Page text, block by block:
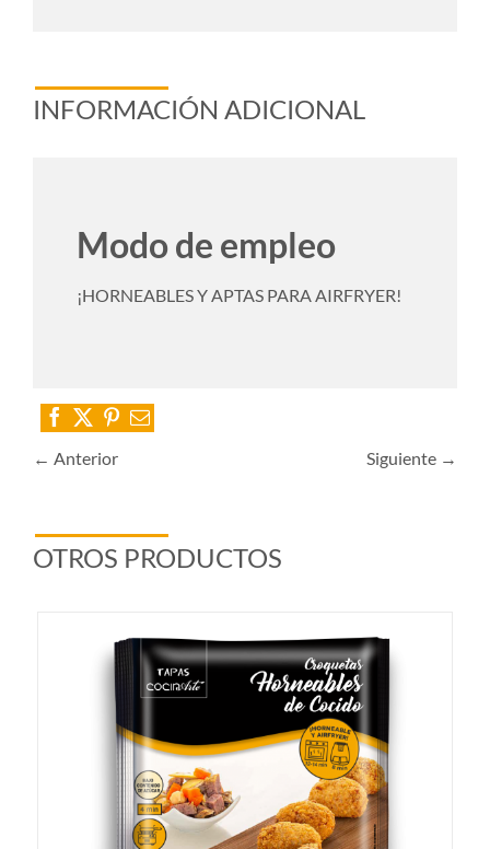
INFORMACIÓN ADICIONAL
Modo de empleo
¡HORNEABLES Y APTAS PARA AIRFRYER!
← Anterior Siguiente →
OTROS PRODUCTOS